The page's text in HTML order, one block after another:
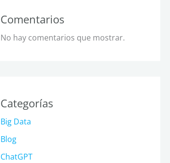
Comentarios
No hay comentarios que mostrar.
Categorías
Big Data
Blog
ChatGPT